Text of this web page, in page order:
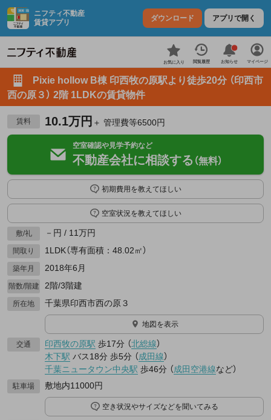
ニフティ不動産
賃貸アプリ
ダウンロード アプリで開く
お気に入り 閲覧履歴 お知らせ マイページ
Pixie hollow B棟 印西牧の原駅より徒歩20分 （印西市
西の原３） 2階 1LDKの賃貸物件
賃料 10.1万円 ＋ 管理費等6500円
空室確認や見学予約など
不動産会社に相談する （無料）
初期費用を教えてほしい
空室状況を教えてほしい
敷/礼 －円 / 11万円
間取り 1LDK（専有面積：48.02㎡）
築年月 2018年6月
階数/階建 2階/3階建
所在地 千葉県印西市西の原３
地図を表示
交通 印西牧の原駅 歩17分 （北総線）
木下駅 バス18分 歩5分 （成田線）
千葉ニュータウン中央駅 歩46分 （成田空港線など）
駐車場 敷地内11000円
空き状況やサイズなどを聞いてみる